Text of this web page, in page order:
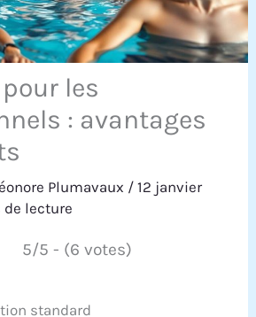
les
: avantages
Plumavaux /12 janvier
lecture
5/5 - (6 votes)